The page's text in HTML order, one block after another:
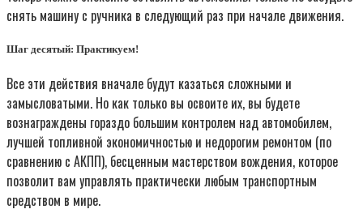
снять машину с ручника в следующий раз при начале движения.
Шаг десятый: Практикуем!
Все эти действия вначале будут казаться сложными и
замысловатыми. Но как только вы освоите их, вы будете
вознаграждены гораздо большим контролем над автомобилем,
лучшей топливной экономичностью и недорогим ремонтом (по
сравнению с АКПП), бесценным мастерством вождения, которое
позволит вам управлять практически любым транспортным
средством в мире.